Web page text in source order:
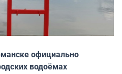
официально
водоёмах